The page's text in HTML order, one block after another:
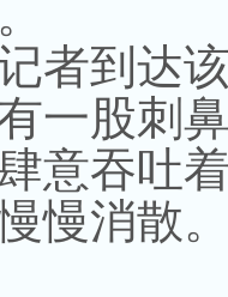
到达该
一股刺
意吞吐
慢消散